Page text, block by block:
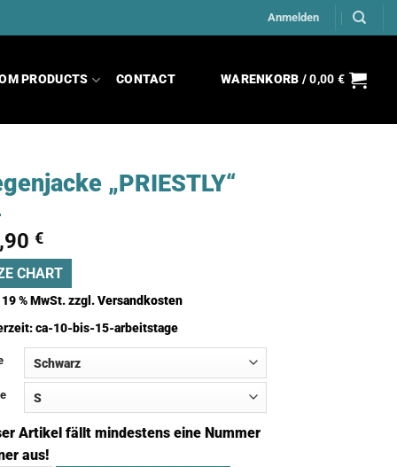
Anmelden
PRODUCTS CONTACT WARENKORB /0,00 €
„PRIESTLY“
€
CHART
% MwSt.zzgl.Versandkosten
ca-10-bis-15-arbeitstage
Artikel fällt mindestens eine Nummer
aus!